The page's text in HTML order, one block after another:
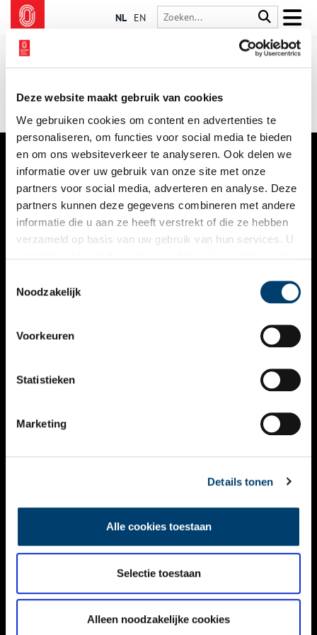
Deze website maakt gebruik van cookies
We gebruiken cookies om content en advertenties te
personaliseren, om functies voor social media te bieden
en om ons websiteverkeer te analyseren. Ook delen we
informatie over uw gebruik van onze site met onze
partners voor social media, adverteren en analyse. Deze
partners kunnen deze gegevens combineren met andere
informatie die u aan ze heeft verstrekt of die ze hebben
verzameld op basis van uw gebruik van hun services. U
Noodzakelijk
Voorkeuren
Statistieken
Marketing
Details tonen
Alle cookies toestaan
Selectie toestaan
Alleen noodzakelijke cookies
NL EN
VERHALEN
NIEUWS
KALENDER
ACTIVITEITEN
NIEUWSBRIEF
DISCLAIMER
TOEGANKELIJKHEID
Volg ONH op social media